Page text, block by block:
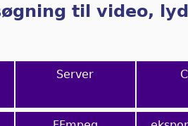
til video,
Server